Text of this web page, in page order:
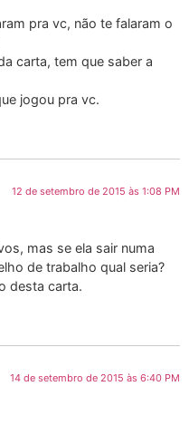
pra vc, não te falaram o
carta, tem que saber a
jogou pra vc.
12 de setembro de 2015 às 1:08 PM
mas se ela sair numa
de trabalho qual seria?
desta carta.
14 de setembro de 2015 às 6:40 PM